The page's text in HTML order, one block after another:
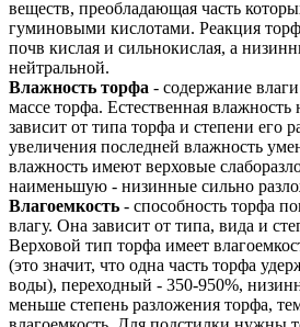
веществ, преобладающая часть
гуминовыми кислотами. Реакция
почв кислая и сильнокислая, а
нейтральной.
Влажность торфа - содержание
массе торфа. Естественная
зависит от типа торфа и степени его
увеличения последней влажность
влажность имеют верховые
наименьшую - низинные сильно
Влагоемкость - способность торфа
влагу. Она зависит от типа, вида и
Верховой тип торфа имеет
(это значит, что одна часть торфа
воды), переходный - 350-950%,
меньше степень разложения торфа,